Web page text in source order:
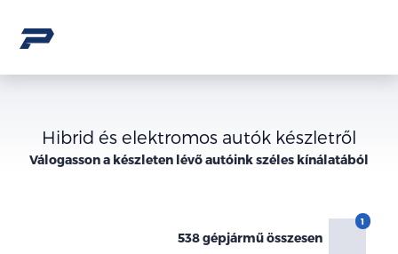
Hibrid és elektromos autók készletről
Válogasson a készleten lévőautóink széles kínálatából
538 gépjármű összesen